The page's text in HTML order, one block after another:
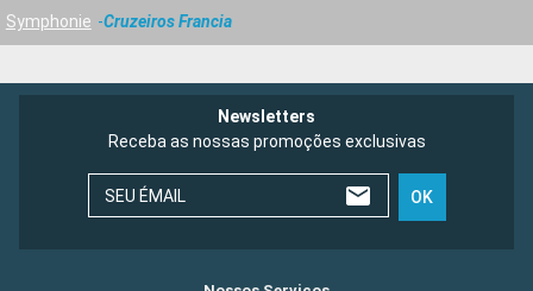
Symphonie
Cruzeiros Francia
Newsletters
Receba as nossas promoções exclusivas
SEU ÉMAIL OK